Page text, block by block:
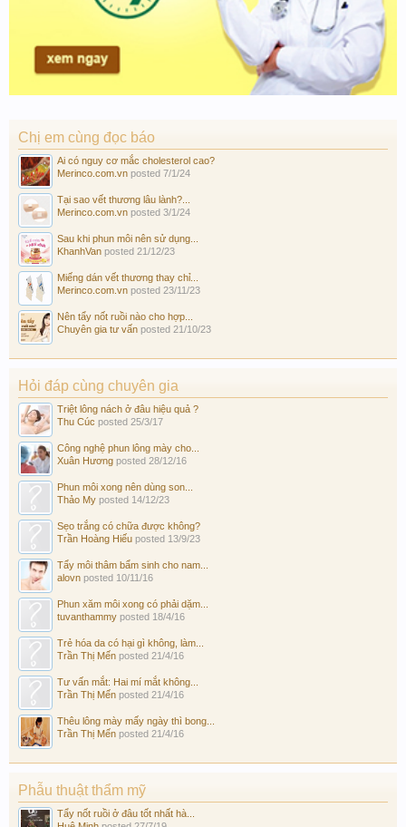
Chị em cùng đọc báo
Ai có nguy cơ mắc cholesterol cao?
Merinco.com.vn posted 7/1/24
Tại sao vết thương lâu lành?...
Merinco.com.vn posted 3/1/24
Sau khi phun môi nên sử dụng...
KhanhVan posted 21/12/23
Miếng dán vết thương thay chỉ...
Merinco.com.vn posted 23/11/23
Nên tẩy nốt ruồi nào cho hợp...
Chuyên gia tư vấn posted 21/10/23
Hỏi đáp cùng chuyên gia
Triệt lông nách ở đâu hiệu quả ?
Thu Cúc posted 25/3/17
Công nghệ phun lông mày cho...
Xuân Hương posted 28/12/16
Phun môi xong nên dùng son...
Thảo My posted 14/12/23
Sẹo trắng có chữa được không?
Trần Hoàng Hiếu posted 13/9/23
Tẩy môi thâm bẩm sinh cho nam...
alovn posted 10/11/16
Phun xăm môi xong có phải dặm...
tuvanthammy posted 18/4/16
Trẻ hóa da có hại gì không, làm...
Trần Thị Mến posted 21/4/16
Tư vấn mắt: Hai mí mắt không...
Trần Thị Mến posted 21/4/16
Thêu lông mày mấy ngày thì bong...
Trần Thị Mến posted 21/4/16
Phẫu thuật thẩm mỹ
Tẩy nốt ruồi ở đâu tốt nhất hà...